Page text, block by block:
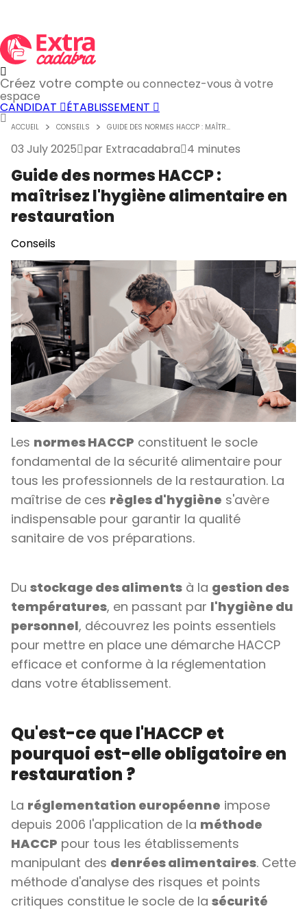
Créez votre compte ou connectez-vous à votre
espace
CANDIDAT ÉTABLISSEMENT
ACCUEIL CONSEILS GUIDE DES NORMES HACCP : MAÎTR...
03 July 2025 par Extracadabra 4 minutes
Guide des normes HACCP :
maîtrisez l'hygiène alimentaire en
restauration
Conseils
Les normes HACCP constituent le socle
fondamental de la sécurité alimentaire pour
tous les professionnels de la restauration. La
maîtrise de ces règles d'hygiène s'avère
indispensable pour garantir la qualité
sanitaire de vos préparations.
Du stockage des aliments à la gestion des
températures, en passant par l'hygiène du
personnel, découvrez les points essentiels
pour mettre en place une démarche HACCP
efficace et conforme à la réglementation
dans votre établissement.
Qu'est-ce que l'HACCP et
pourquoi est-elle obligatoire en
restauration ?
La réglementation européenne impose
depuis 2006 l'application de la méthode
HACCP pour tous les établissements
manipulant des denrées alimentaires. Cette
méthode d'analyse des risques et points
critiques constitue le socle de la sécurité